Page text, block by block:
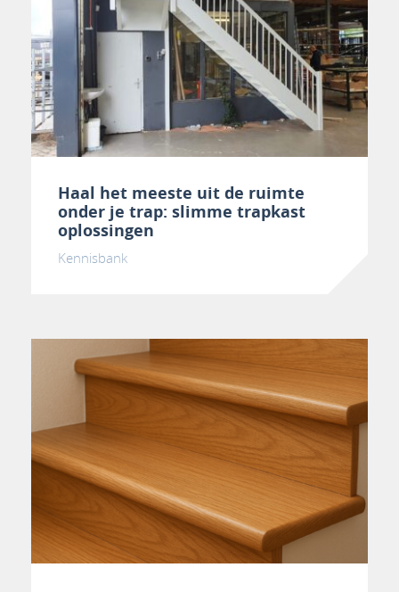
Haal het meeste uit de ruimte
onder je trap: slimme trapkast
oplossingen
Kennisbank